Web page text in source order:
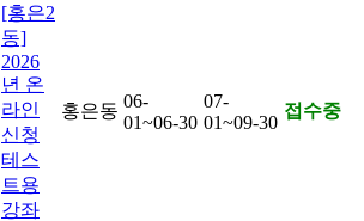
[홍은2
동]
2026
년 온
라인
신청
테스
트용
강좌
홍은동 06-
01~06-30
07-
01~09-30
접수중